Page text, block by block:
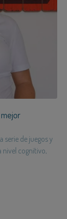
de juegos y
nivel cognitivo,